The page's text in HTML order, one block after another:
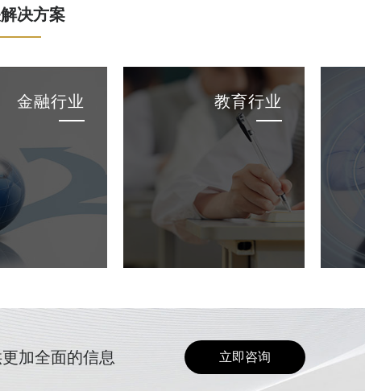
决方案
金融行业 教育行业
加全面的信息 立即咨询